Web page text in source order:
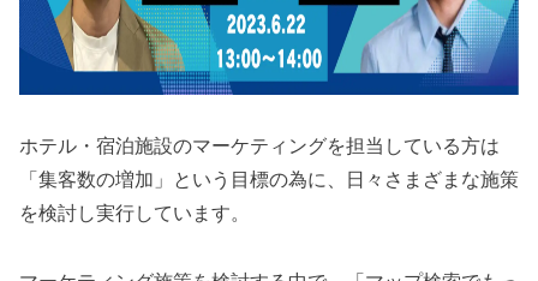
ホテル・宿泊施設のマーケティングを担当している方は
「集客数の増加」という目標の為に、日々さまざまな施策
を検討し実行しています。